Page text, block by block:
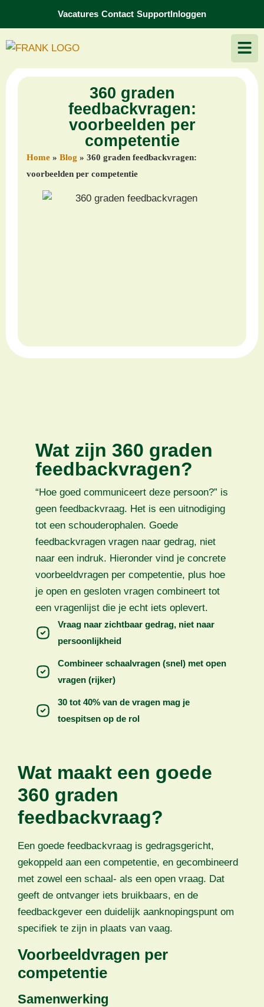
Vacatures Contact SupportInloggen
360 graden
feedbackvragen:
voorbeelden per
competentie
Home » Blog » 360 graden feedbackvragen:
voorbeelden per competentie
Wat zijn 360 graden
feedbackvragen?
“Hoe goed communiceert deze persoon?” is
geen feedbackvraag. Het is een uitnodiging
tot een schouderophalen. Goede
feedbackvragen vragen naar gedrag, niet
naar een indruk. Hieronder vind je concrete
voorbeeldvragen per competentie, plus hoe
je open en gesloten vragen combineert tot
een vragenlijst die je echt iets oplevert.
Vraag naar zichtbaar gedrag, niet naar
persoonlijkheid
Combineer schaalvragen (snel) met open
vragen (rijker)
30 tot 40% van de vragen mag je
toespitsen op de rol
Wat maakt een goede
360 graden
feedbackvraag?
Een goede feedbackvraag is gedragsgericht,
gekoppeld aan een competentie, en gecombineerd
met zowel een schaal- als een open vraag. Dat
geeft de ontvanger iets bruikbaars, en de
feedbackgever een duidelijk aanknopingspunt om
specifiek te zijn in plaats van vaag.
Voorbeeldvragen per
competentie
Samenwerking